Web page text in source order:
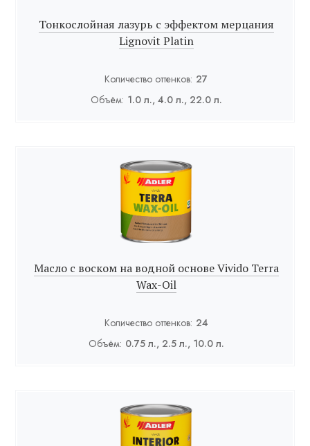
Тонкослойная лазурь с эффектом мерцания
Lignovit Platin
Количество оттенков: 27
Объём: 1.0 л., 4.0 л., 22.0 л.
Масло с воском на водной основе Vivido Terra
Wax-Oil
Количество оттенков: 24
Объём: 0.75 л., 2.5 л., 10.0 л.